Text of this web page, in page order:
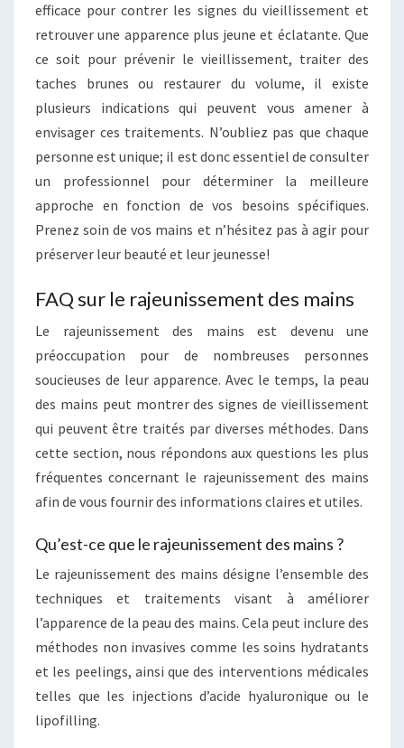
efficace pour contrer les signes du vieillissement et
retrouver une apparence plus jeune et éclatante. Que
ce soit pour prévenir le vieillissement, traiter des
taches brunes ou restaurer du volume, il existe
plusieurs indications qui peuvent vous amener à
envisager ces traitements. N’oubliez pas que chaque
personne est unique; il est donc essentiel de consulter
un professionnel pour déterminer la meilleure
approche en fonction de vos besoins spécifiques.
Prenez soin de vos mains et n’hésitez pas à agir pour
préserver leur beauté et leur jeunesse!
FAQ sur le rajeunissement des mains
Le rajeunissement des mains est devenu une
préoccupation pour de nombreuses personnes
soucieuses de leur apparence. Avec le temps, la peau
des mains peut montrer des signes de vieillissement
qui peuvent être traités par diverses méthodes. Dans
cette section, nous répondons aux questions les plus
fréquentes concernant le rajeunissement des mains
afin de vous fournir des informations claires et utiles.
Qu’est-ce que le rajeunissement des mains ?
Le rajeunissement des mains désigne l’ensemble des
techniques et traitements visant à améliorer
l’apparence de la peau des mains. Cela peut inclure des
méthodes non invasives comme les soins hydratants
et les peelings, ainsi que des interventions médicales
telles que les injections d’acide hyaluronique ou le
lipofilling.